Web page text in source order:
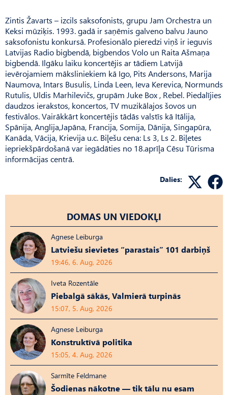
Zintis Žavarts – izcils saksofonists, grupu Jam Orchestra un
Keksi mūziķis. 1993. gadā ir saņēmis galveno balvu Jauno
saksofonistu konkursā. Profesionālo pieredzi viņš ir ieguvis
Latvijas Radio bigbendā, bigbendos Volo un Raita Ašmaņa
bigbendā. Ilgāku laiku koncertējis ar tādiem Latvijā
ievērojamiem māksliniekiem kā Igo, Pits Andersons, Marija
Naumova, Intars Busulis, Linda Leen, Ieva Kerevica, Normunds
Rutulis, Uldis Marhilevičs, grupām Juke Box , Rebel. Piedalījies
daudzos ierakstos, koncertos, TV muzikālajos šovos un
festivālos. Vairākkārt koncertējis tādās valstīs kā Itālija,
Spānija, Anglija,Japāna, Francija, Somija, Dānija, Singapūra,
Kanāda, Vācija, Krievija u.c. Biļešu cena: Ls 3, Ls 2. Biļetes
iepriekšpārdošanā var iegādāties no 18.aprīļa Cēsu Tūrisma
informācijas centrā.
Dalies:
DOMAS UN VIEDOKĻI
Agnese Leiburga
Latviešu sievietes “parastais” 101 darbiņš
19:46, 6. Aug, 2026
Iveta Rozentāle
Piebalgā sākās, Valmierā turpinās
15:07, 5. Aug, 2026
Agnese Leiburga
Konstruktīvā politika
15:05, 4. Aug, 2026
Sarmīte Feldmane
Šodienas nākotne — tik tālu nu esam